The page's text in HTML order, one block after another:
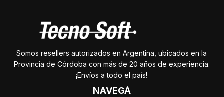
Somos resellers autorizados en Argentina, ubicados en la
Provincia de Córdoba con más de 20 años de experiencia.
¡Envíos a todo el país!
NAVEGÁ